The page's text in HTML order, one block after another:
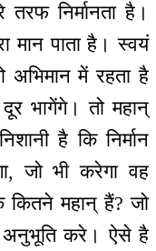
निर्मानता है।
मान पाता है। स्वयं
अभिमान में रहता है
भागेंगे। तो महान्
है कि निर्मान
जो भी करेगा वह
कितने महान् हैं? जो
अनुभूति करे। ऐसे है